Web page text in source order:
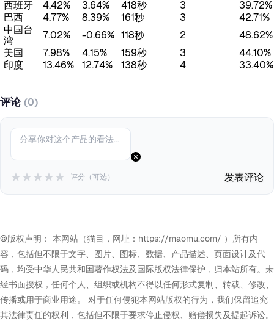
西班牙
4.42% 3.64% 418秒 3
39.72%
巴西
4.77% 8.39% 161秒 3
42.71%
中国台
湾
7.02% -0.66% 118秒 2
48.62%
美国
7.98% 4.15% 159秒 3
44.10%
印度
13.46% 12.74% 138秒 4 33.40%
评论(0)
★★★★★ 评分（可选） 发表评论
©版权声明： 本网站（猫目，网址：https://maomu.com/ ）所有内
容，包括但不限于文字、图片、图标、数据、产品描述、页面设计及代
码，均受中华人民共和国著作权法及国际版权法律保护，归本站所有。未
经书面授权，任何个人、组织或机构不得以任何形式复制、转载、修改、
传播或用于商业用途。 对于任何侵犯本网站版权的行为，我们保留追究
其法律责任的权利，包括但不限于要求停止侵权、赔偿损失及提起诉讼。